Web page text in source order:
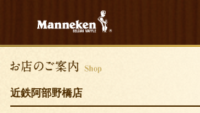
近鉄阿部野橋店